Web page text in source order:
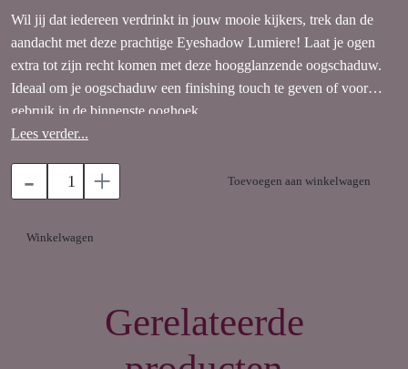
Wil jij dat iedereen verdrinkt in jouw mooie kijkers, trek dan de
aandacht met deze prachtige Eyeshadow Lumiere! Laat je ogen
extra tot zijn recht komen met deze hoogglanzende oogschaduw.
Ideaal om je oogschaduw een finishing touch te geven of voor
gebruik in de binnenste ooghoek.
oogschaduwpoeder die zowel droog als nat aan te brengen is.
Wanneer je hem met vocht aanbrengt wordt hij nog intenser van
ooghoek voor een extra sprankelende oogopslag. Houdt
Lees verder...
- + Toevoegen aan winkelwagen
Winkelwagen
Gerelateerde